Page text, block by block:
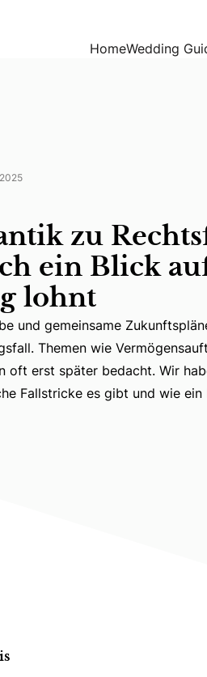
Warum sich ein Blick auf
HomeWedding
zu
ein Blick
lohnt
und gemeinsame
und gemeinsame
Themen wie
oft erst später bedacht. Wir
Fallstricke es gibt und wie